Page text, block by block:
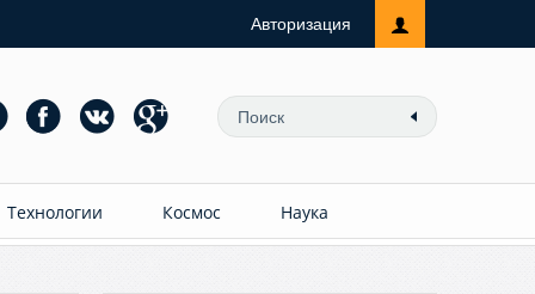
Авторизация
Технологии Космос Наука